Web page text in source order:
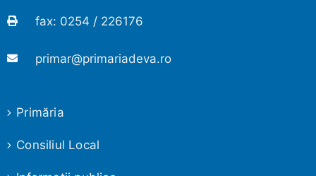
fax: 0254 / 226176
primar@primariadeva.ro
Primăria
Consiliul Local